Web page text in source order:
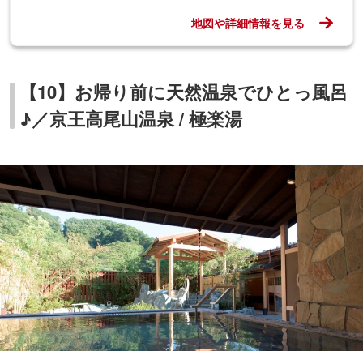
▲露天炭酸石張り風呂
京王線・高尾山口駅に隣接している日帰り入浴施設「京王
高尾山温泉 / 極楽湯」。地下約1,000mから湧き出る天然温
泉を“あつ湯”と“ぬる湯”の2種類の露天岩風呂で楽しめま
す。
そのほかにも、檜風呂、期間や季節ごとに変化する替り風